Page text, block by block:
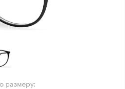
размеру: